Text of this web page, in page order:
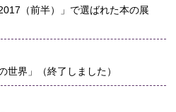
（前半）」で選ばれた本の展
世界」（終了しました）